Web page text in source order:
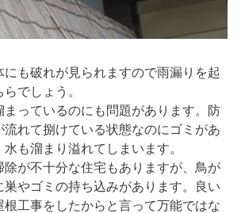
にも破れが見られますので雨漏りを起
でしょう。
まっているのにも問題があります。防
流れて捌けている状態なのにゴミがあ
も溜まり溢れてしまいます。
除が不十分な住宅もありますが、鳥が
巣やゴミの持ち込みがあります。良い
根工事をしたからと言って万能ではな